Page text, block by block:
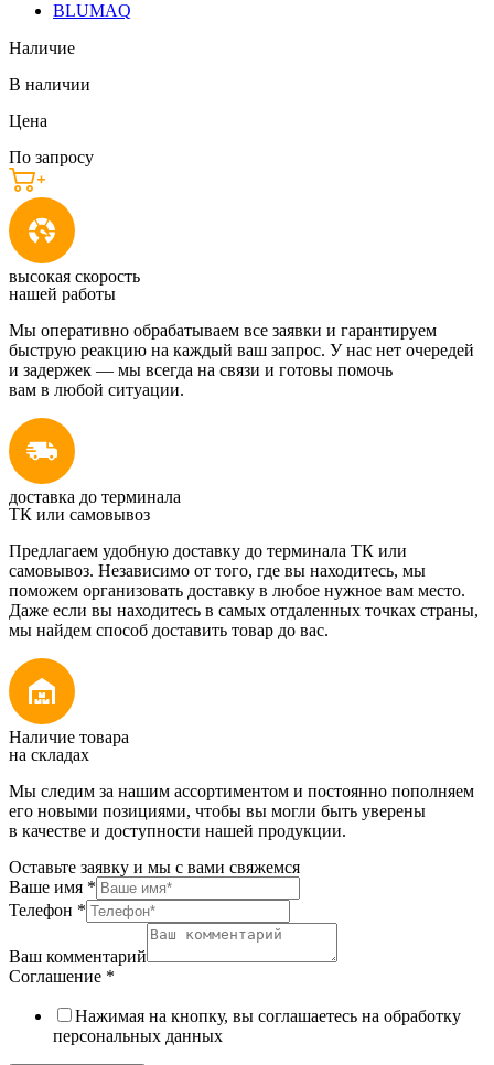
BLUMAQ
Наличие
В наличии
Цена
По запросу
высокая скорость
нашей работы
Мы оперативно обрабатываем все заявки и гарантируем
быструю реакцию на каждый ваш запрос. У нас нет очередей
и задержек — мы всегда на связи и готовы помочь
вам в любой ситуации.
доставка до терминала
ТК или самовывоз
Предлагаем удобную доставку до терминала ТК или
самовывоз. Независимо от того, где вы находитесь, мы
поможем организовать доставку в любое нужное вам место.
Даже если вы находитесь в самых отдаленных точках страны,
мы найдем способ доставить товар до вас.
Наличие товара
на складах
Мы следим за нашим ассортиментом и постоянно пополняем
его новыми позициями, чтобы вы могли быть уверены
в качестве и доступности нашей продукции.
Оставьте заявку и мы с вами свяжемся
Ваше имя *
Телефон *
Ваш комментарий
Соглашение *
Нажимая на кнопку, вы соглашаетесь на обработку
персональных данных